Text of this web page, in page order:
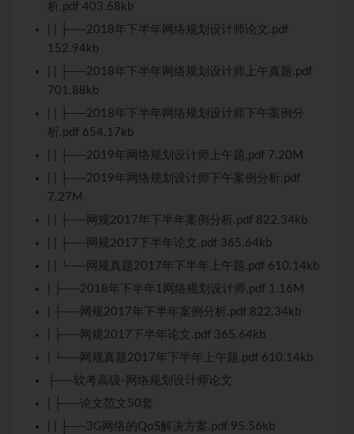
析.pdf 403.68kb
| | ├──2018年下半年网络规划设计师论文.pdf
152.94kb
| | ├──2018年下半年网络规划设计师上午真题.pdf
701.88kb
| | ├──2018年下半年网络规划设计师下午案例分
析.pdf 654.17kb
| | ├──2019年网络规划设计师上午题.pdf 7.20M
| | ├──2019年网络规划设计师下午案例分析.pdf
7.27M
| | ├──网规2017年下半年案例分析.pdf 822.34kb
| | ├──网规2017下半年论文.pdf 365.64kb
| | └──网规真题2017年下半年上午题.pdf 610.14kb
| ├──2018年下半年1网络规划设计师.pdf 1.16M
| ├──网规2017年下半年案例分析.pdf 822.34kb
| ├──网规2017下半年论文.pdf 365.64kb
| └──网规真题2017年下半年上午题.pdf 610.14kb
├──软考高级-网络规划设计师论文
| ├──论文范文50套
| | ├──3G网络的QoS解决方案.pdf 95.56kb